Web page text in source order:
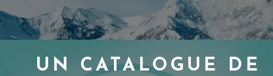
UN CATALOGUE DE